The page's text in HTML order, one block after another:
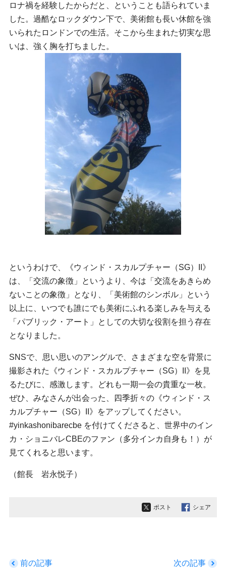
ロナ禍を経験したからだと、ということも語られていま
した。過酷なロックダウン下で、美術館も長い休館を強
いられたロンドンでの生活。そこから生まれた切実な思
いは、強く胸を打ちました。
というわけで、《ウィンド・スカルプチャー（SG）II》
は、「交流の象徴」というより、今は「交流をあきらめ
ないことの象徴」となり、「美術館のシンボル」という
以上に、いつでも誰にでも美術にふれる楽しみを与える
「パブリック・アート」としての大切な役割を担う存在
となりました。
SNSで、思い思いのアングルで、さまざまな空を背景に
撮影された《ウィンド・スカルプチャー（SG）II》を見
るたびに、感激します。どれも一期一会の貴重な一枚。
ぜひ、みなさんが出会った、四季折々の《ウィンド・ス
カルプチャー（SG）II》をアップしてください。
#yinkashonibarecbe を付けてくださると、世界中のイン
カ・ショニバレCBEのファン（多分インカ自身も！）が
見てくれると思います。
（館長 岩永悦子）
ポスト シェア
前の記事 次の記事